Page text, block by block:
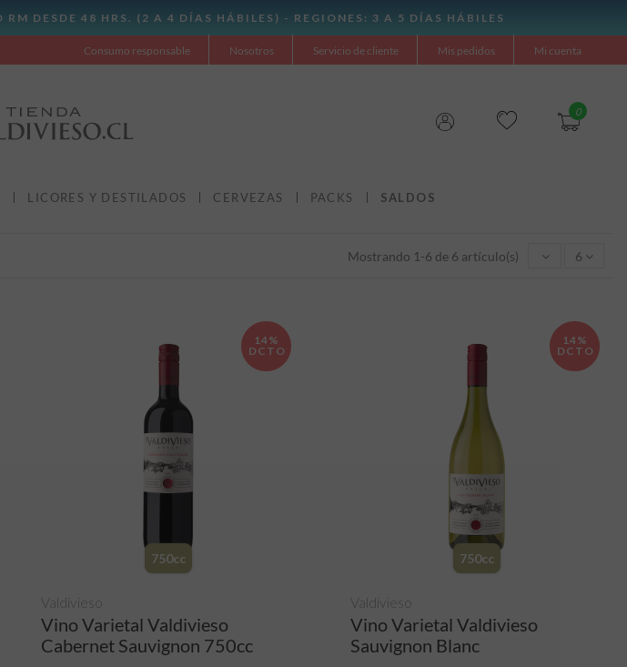
Consumo responsable Nosotros Servicio de cliente Mis pedidos Mi cuenta
0
LICORES Y DESTILADOS CERVEZAS PACKS SALDOS
Mostrando 1-6 de 6 artículo(s) 6
14%
DCTO
750cc
Vino Varietal Valdivieso
Cabernet Sauvignon 750cc
Valdivieso
14%
DCTO
750cc
Vino Varietal Valdivieso
Sauvignon Blanc
Valdivieso